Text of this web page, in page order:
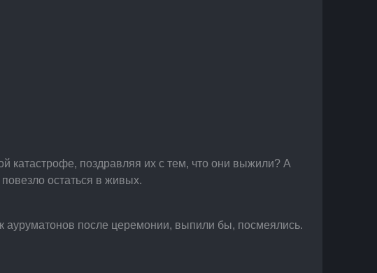
катастрофе, поздравляя их с тем, что они выжили? А
остаться в живых.
после церемонии, выпили бы, посмеялись.